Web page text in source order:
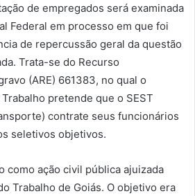
de empregados será examinada
Federal em processo em que foi
de repercussão geral da questão
Trata-se do Recurso
(ARE) 661383, no qual o
pretende que o SEST
contrate seus funcionários
seletivos objetivos.
como ação civil pública ajuizada
Trabalho de Goiás. O objetivo era